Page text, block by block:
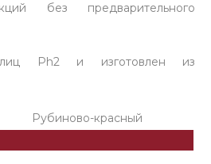
без предварительного
Ph2 и изготовлен из
Рубиново-красный